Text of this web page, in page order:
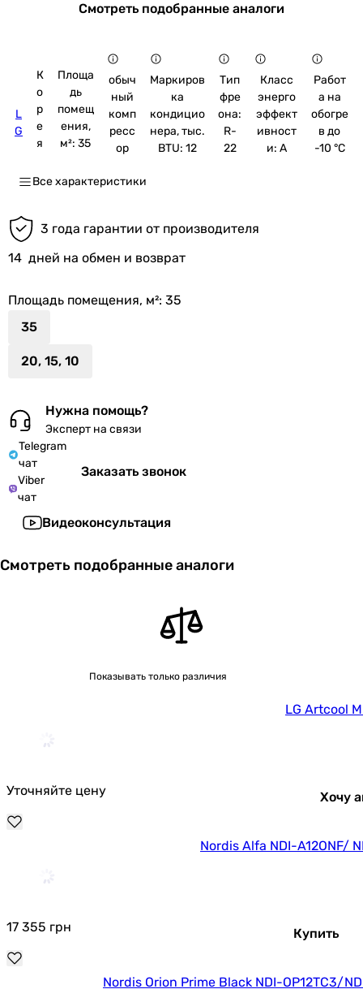
Смотреть подобранные аналоги
L
G
К
о
р
е
я
Площа
дь
помещ
ения,
м²: 35
обыч
ный
комп
ресс
ор
Маркиров
ка
кондицио
нера, тыс.
BTU: 12
Тип
фре
она:
R-
22
Класс
энерго
эффект
ивност
и: A
Работ
а на
обогре
в до
-10 °C
Все характеристики
3 года гарантии от производителя
14 дней на обмен и возврат
Площадь помещения, м²: 35
35
20, 15, 10
Нужна помощь?
Эксперт на связи
Telegram
чат
Viber
чат
Заказать звонок
Видеоконсультация
Смотреть подобранные аналоги
Показывать только различия
LG Artcool
Уточняйте цену Хочу
Nordis Alfa NDI-A12ONF/
17 355 грн Купить
Nordis Orion Prime Black NDI-OP12TC3/